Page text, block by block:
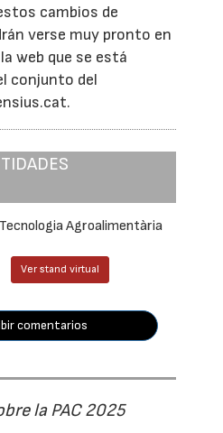
cambios de
verse muy pronto en
web que se está
conjunto del
Agroalimentària
Ver stand virtual
comentarios
la PAC 2025